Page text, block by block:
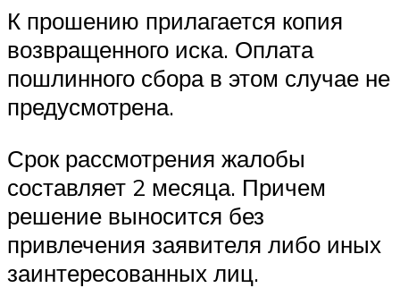
К прошению прилагается копия
возвращенного иска. Оплата
пошлинного сбора в этом случае не
предусмотрена.
Срок рассмотрения жалобы
составляет 2 месяца. Причем
решение выносится без
привлечения заявителя либо иных
заинтересованных лиц.